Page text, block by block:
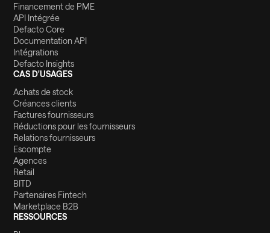
Financement de PME
API Intégrée
Defacto Core
Documentation API
Intégrations
Defacto Insights
CAS D'USAGES
Achats de stock
Créances clients
Factures fournisseurs
Réductions pour les fournisseurs
Relations fournisseurs
Escompte
Agences
Retail
BITD
Partenaires Fintech
Marketplace B2B
RESSOURCES